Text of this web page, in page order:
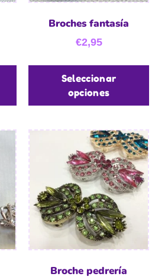
Broches fantasía
€2,95
Seleccionar
opciones
Broche pedrería